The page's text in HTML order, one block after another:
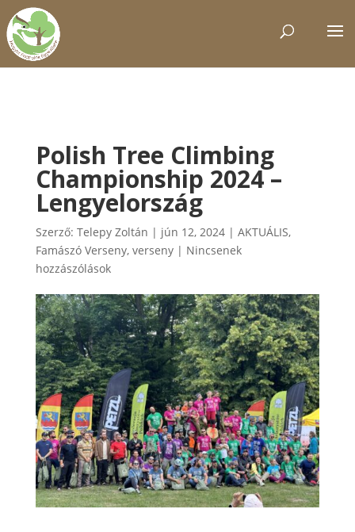
Polish Tree Climbing
Championship 2024 –
Lengyelország
Szerző: Telepy Zoltán | jún 12, 2024| AKTUÁLIS,
Famászó Verseny, verseny| Nincsenek
hozzászólások